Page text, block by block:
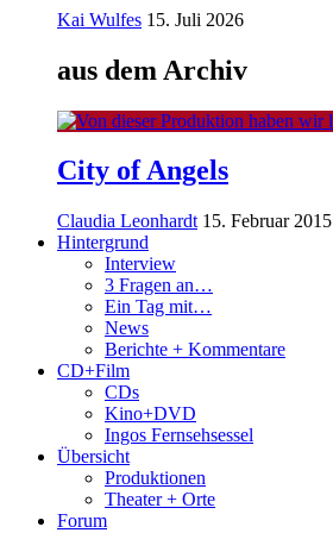
Kai Wulfes 15. Juli 2026
aus dem Archiv
City of Angels
Claudia Leonhardt 15. Februar 2015
Hintergrund
Interview
3 Fragen an…
Ein Tag mit…
News
Berichte + Kommentare
CD+Film
CDs
Kino+DVD
Ingos Fernsehsessel
Übersicht
Produktionen
Theater + Orte
Forum